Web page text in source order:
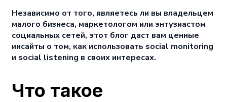
Независимо от того, являетесь ли вы владельцем
малого бизнеса, маркетологом или энтузиастом
социальных сетей, этот блог даст вам ценные
инсайты о том, как использовать social monitoring
и social listening в своих интересах.
Что такое